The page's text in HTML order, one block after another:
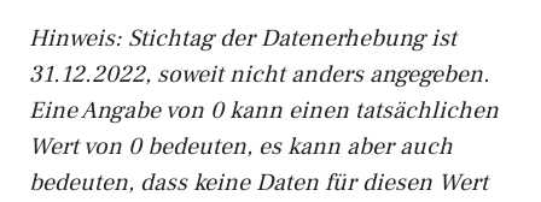
Hinweis: Stichtag der Datenerhebung ist
31.12.2022, soweit nicht anders angegeben.
Eine Angabe von 0 kann einen tatsächlichen
Wert von 0 bedeuten, es kann aber auch
bedeuten, dass keine Daten für diesen Wert